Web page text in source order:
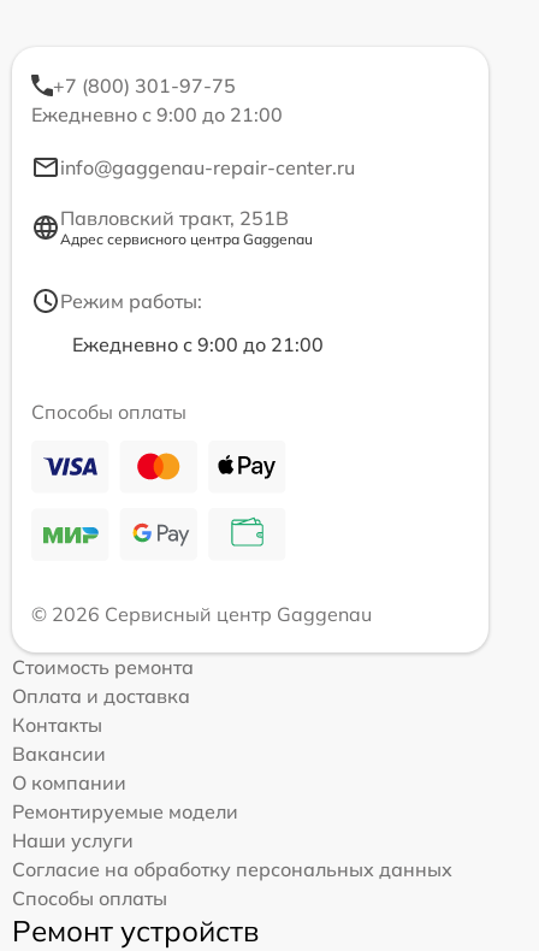
+7 (800) 301-97-75
Ежедневно с 9:00 до 21:00
info@gaggenau-repair-center.ru
Павловский тракт, 251В
Адрес сервисного центра Gaggenau
Режим работы:
Ежедневно с 9:00 до 21:00
Способы оплаты
© 2026 Сервисный центр Gaggenau
Стоимость ремонта
Оплата и доставка
Контакты
Вакансии
О компании
Ремонтируемые модели
Наши услуги
Согласие на обработку персональных данных
Способы оплаты
Ремонт устройств